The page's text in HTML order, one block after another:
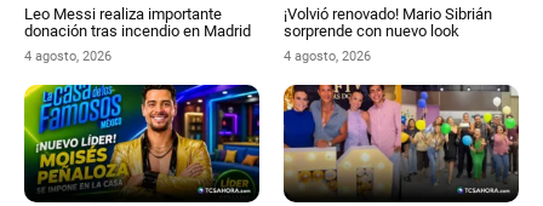
Leo Messi realiza importante
donación tras incendio en Madrid
4 agosto, 2026
¡Volvió renovado! Mario Sibrián
sorprende con nuevo look
4 agosto, 2026